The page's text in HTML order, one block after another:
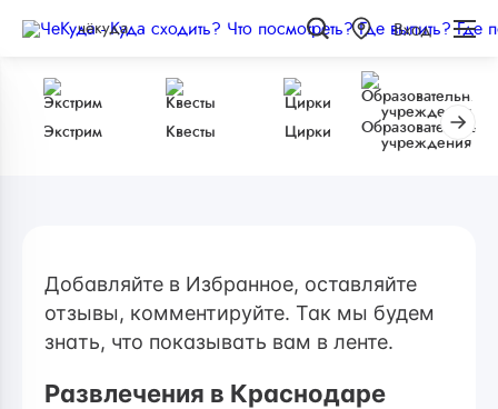
чёкуда Вход
Экстрим Квесты Цирки
Образовательные
учреждения
Добавляйте в Избранное, оставляйте
отзывы, комментируйте. Так мы будем
знать, что показывать вам в ленте.
Развлечения в Краснодаре